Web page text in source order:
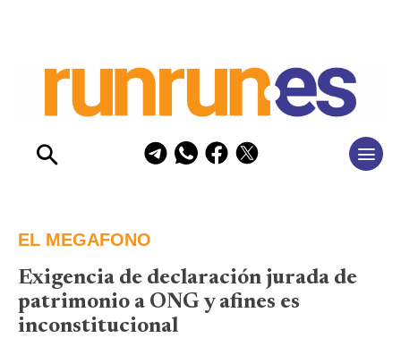
EL MEGAFONO
Exigencia de declaración jurada de
patrimonio a ONG y afines es
inconstitucional